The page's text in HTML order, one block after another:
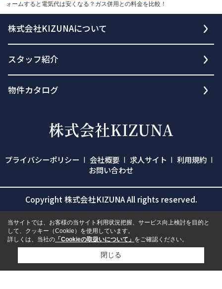
ォームすると電気代は安くなる？ガス併用との料金を比較！
株式会社KIZUNAについて
スタッフ紹介
物件カタログ
プライバシーポリシー 会社概要 求人サイト
利用規約
お問い合わせ
Copyright 株式会社KIZUNA All rights reserved.
当サイトでは、お客様の当サイト利用状況把握、サービス向上検討を目的と
して、クッキー（Cookie）を使用しています。
詳しくは、当社の 「Cookieの取扱いについて」 をご確認ください。
閉じる